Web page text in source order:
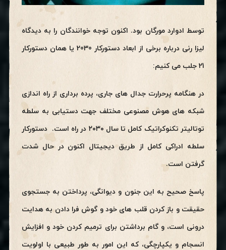
توسط ادوارد مورگان بود. اکنون توجه خوانندگان را به دیدگاه
لیزا رنی درباره برخی از ابعاد دستورکار 2030 یا همان دستورکار
21 جلب می کنیم:
در هنگامه پرحرارت جدال های جاری، پرده برداری از راه اندازی
شبکه های هوش مصنوعی مختلف جهت دستیابی به سلطه
توتالیتر تکنوکراتیک کامل تا سال ۲۰۳۰ در راه است. دستورکار
سلطه ادراکی کامل از طریق دیجیتال اکنون در حال شدت
گرفتن است.
پاسخ صحیح به این جنون و دیوانگی، پرداختن به جستجوی
حقیقت و باز کردن قلب های خود و گوش فرا دادن به هدایت
درونی است، و گام برداشتن برای ترمیم کردن خود و افزایش
انسجام و یکپارچگی، که این امور به طور طبیعی با اولویت